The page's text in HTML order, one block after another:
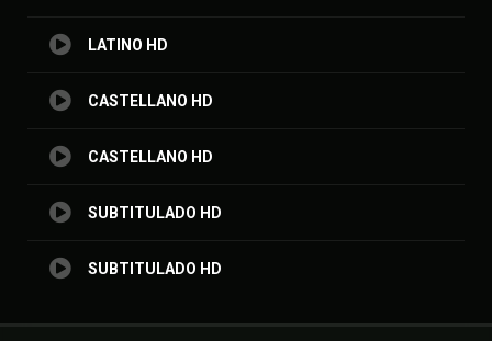
LATINO HD
CASTELLANO HD
CASTELLANO HD
SUBTITULADO HD
SUBTITULADO HD